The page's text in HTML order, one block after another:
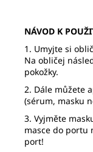
NÁVOD K
1. Umyjte si
Na obličej
pokožky.
2. Dále můžete
(sérum, masku
3. Vyjměte
masce do portu
port!